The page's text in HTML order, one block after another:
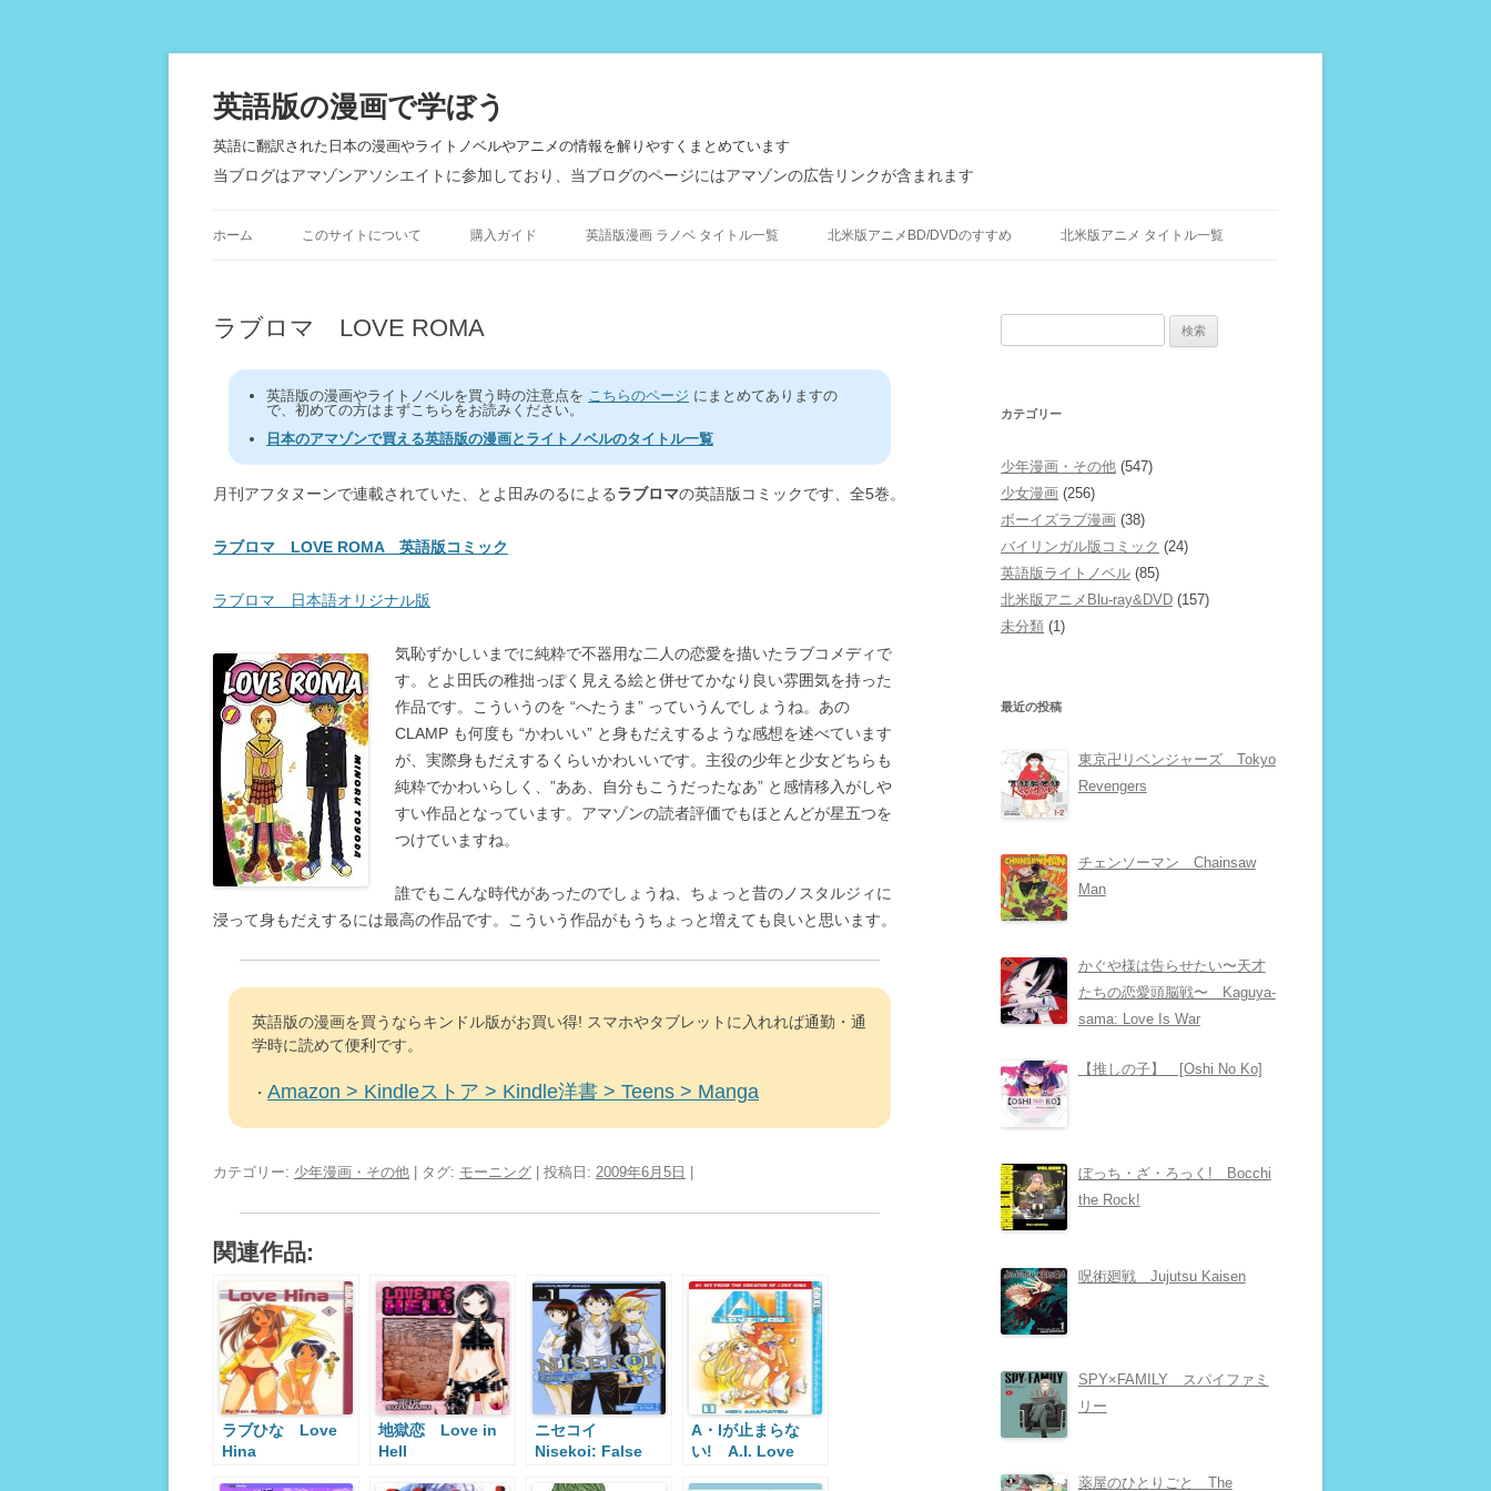
英語版の漫画で学ぼう
英語に翻訳された日本の漫画やライトノベルやアニメの情報を解りやすくまとめています
当ブログはアマゾンアソシエイトに参加しており、当ブログのページにはアマゾンの広告リンクが含まれます
ン
ホーム このサイトについて 購入ガイド 英語版漫画 ラノベ タイトル一覧 北米版アニメBD/DVDのすすめ 北米版アニメ タイトル一覧
ラブロマ LOVE ROMA
英語版の漫画やライトノベルを買う時の注意点を こちらのページ にまとめてありますの
で、初めての方はまずこちらをお読みください。
日本のアマゾンで買える英語版の漫画とライトノベルのタイトル一覧
月刊アフタヌーンで連載されていた、とよ田みのるによるラブロマの英語版コミックです、全5巻。
ラブロマ LOVE ROMA 英語版コミック
ラブロマ 日本語オリジナル版
気恥ずかしいまでに純粋で不器用な二人の恋愛を描いたラブコメディで
す。とよ田氏の稚拙っぽく見える絵と併せてかなり良い雰囲気を持った
作品です。こういうのを “へたうま” っていうんでしょうね。あの
CLAMP も何度も “かわいい” と身もだえするような感想を述べています
が、実際身もだえするくらいかわいいです。主役の少年と少女どちらも
純粋でかわいらしく、”ああ、自分もこうだったなあ” と感情移入がしや
すい作品となっています。アマゾンの読者評価でもほとんどが星五つを
つけていますね。
誰でもこんな時代があったのでしょうね、ちょっと昔のノスタルジィに
浸って身もだえするには最高の作品です。こういう作品がもうちょっと増えても良いと思います。
英語版の漫画を買うならキンドル版がお買い得! スマホやタブレットに入れれば通勤・通
学時に読めて便利です。
・ Amazon > Kindleストア > Kindle洋書 > Teens > Manga
カテゴリー: 少年漫画・その他 | タグ: モーニング | 投稿日: 2009年6月5日
関連作品:
ラブひな Love
Hina
地獄恋 Love in
Hell
ニセコイ
Nisekoi: False
A・Iが止まらな
い! A.I. Love
カテゴリー
少年漫画・その他 (547)
少女漫画 (256)
ボーイズラブ漫画 (38)
バイリンガル版コミック (24)
英語版ライトノベル (85)
北米版アニメBlu-ray&DVD (157)
未分類 (1)
最近の投稿
東京卍リベンジャーズ Tokyo
Revengers
チェンソーマン Chainsaw
Man
かぐや様は告らせたい〜天才
たちの恋愛頭脳戦〜 Kaguya-
sama: Love Is War
【推しの子】 [Oshi No Ko]
ぼっち・ざ・ろっく! Bocchi
the Rock!
呪術廻戦 Jujutsu Kaisen
SPY×FAMILY スパイファミ
リー
薬屋のひとりごと The